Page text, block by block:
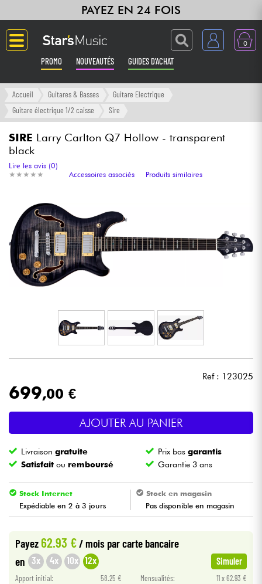
PAYEZ EN 24 FOIS
0
PROMO NOUVEAUTÉS GUIDES D'ACHAT
Langue
Synthés & Sampleurs
Home Studio
Casques
Eclairage
Batteries & Percu
Vents
Violons & Quatuor
Câbles & Access.
Accueil Guitares & Basses
Guitare Electrique
Guitare électrique 1/2 caisse
Sire
SIRE Larry Carlton Q7 Hollow - transparent
black
★ ★ ★ ★ ★
★ ★ ★ ★ ★
Lire les avis (0)
Accessoires associés
Produits similaires
Ref : 123025
699,00 €
AJOUTER AU PANIER
Livraisongratuite Prix basgarantis
Satisfait ou remboursé Garantie 3 ans
Stock Internet
Expédiable en 2 à 3 jours
Stock en magasin
Pas disponible en magasin
Payez62.93 €/ mois par carte bancaire
en 3x 4x 10x 12x Simuler
Apport initial: 58.25 € Mensualités:
11 x 62.93 €